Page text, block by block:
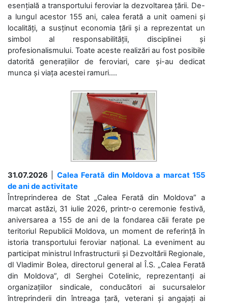
esențială a transportului feroviar la dezvoltarea țării. De-
a lungul acestor 155 ani, calea ferată a unit oameni și
localități, a susținut economia țării și a reprezentat un
simbol al responsabilității, disciplinei și
profesionalismului. Toate aceste realizări au fost posibile
datorită generațiilor de feroviari, care și-au dedicat
munca și viața acestei ramuri....
31.07.2026
Calea Ferată din Moldova a marcat 155
de ani de activitate
Întreprinderea de Stat „Calea Ferată din Moldova” a
marcat astăzi, 31 iulie 2026, printr-o ceremonie festivă,
aniversarea a 155 de ani de la fondarea căii ferate pe
teritoriul Republicii Moldova, un moment de referință în
istoria transportului feroviar național. La eveniment au
participat ministrul Infrastructurii și Dezvoltării Regionale,
dl Vladimir Bolea, directorul general al Î.S. „Calea Ferată
din Moldova”, dl Serghei Cotelinic, reprezentanți ai
organizațiilor sindicale, conducători ai sucursalelor
întreprinderii din întreaga țară, veterani și angajați ai